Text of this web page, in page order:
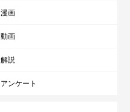
漫画
動画
解説
アンケート